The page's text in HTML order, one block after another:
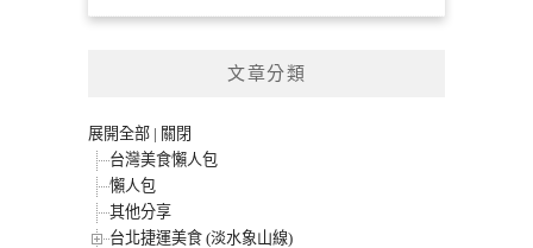
文章分類
展開全部 | 關閉
台灣美食懶人包
懶人包
其他分享
台北捷運美食 (淡水象山線)